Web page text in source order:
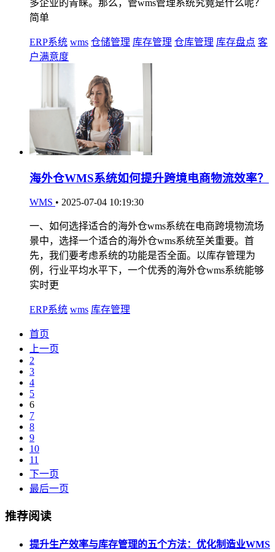
多企业的青睐。那么，管wms管理系统究竟是什么呢？
简单
ERP系统 wms 仓储管理 库存管理 仓库管理 库存盘点 客
户满意度
海外仓WMS系统如何提升跨境电商物流效率？
WMS • 2025-07-04 10:19:30
一、如何选择适合的海外仓wms系统在电商跨境物流场
景中，选择一个适合的海外仓wms系统至关重要。首
先，我们要考虑系统的功能是否全面。以库存管理为
例，行业平均水平下，一个优秀的海外仓wms系统能够
实时更
ERP系统 wms 库存管理
首页
上一页
2
3
4
5
6
7
8
9
10
11
下一页
最后一页
推荐阅读
提升生产效率与库存管理的五个方法：优化制造业WMS